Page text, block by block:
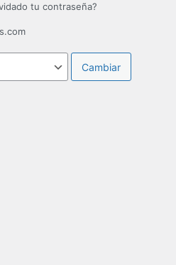
tu contraseña?